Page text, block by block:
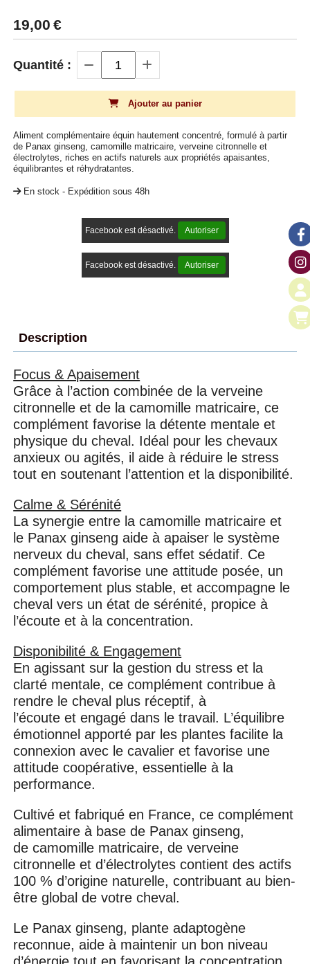
19,00 €
Quantité :
Ajouter au panier
Aliment complémentaire équin hautement concentré, formulé à partir
de Panax ginseng, camomille matricaire, verveine citronnelle et
électrolytes, riches en actifs naturels aux propriétés apaisantes,
équilibrantes et réhydratantes.
En stock - Expédition sous 48h
Facebook est désactivé. Autoriser
Facebook est désactivé. Autoriser
Description
Focus & Apaisement
Grâce à l’action combinée de la verveine
citronnelle et de la camomille matricaire, ce
complément favorise la détente mentale et
physique du cheval. Idéal pour les chevaux
anxieux ou agités, il aide à réduire le stress
tout en soutenant l’attention et la disponibilité.
Calme & Sérénité
La synergie entre la camomille matricaire et
le Panax ginseng aide à apaiser le système
nerveux du cheval, sans effet sédatif. Ce
complément favorise une attitude posée, un
comportement plus stable, et accompagne le
cheval vers un état de sérénité, propice à
l’écoute et à la concentration.
Disponibilité & Engagement
En agissant sur la gestion du stress et la
clarté mentale, ce complément contribue à
rendre le cheval plus réceptif, à
l’écoute et engagé dans le travail. L’équilibre
émotionnel apporté par les plantes facilite la
connexion avec le cavalier et favorise une
attitude coopérative, essentielle à la
performance.
Cultivé et fabriqué en France, ce complément
alimentaire à base de Panax ginseng,
de camomille matricaire, de verveine
citronnelle et d’électrolytes contient des actifs
100 % d’origine naturelle, contribuant au bien-
être global de votre cheval.
Le Panax ginseng, plante adaptogène
reconnue, aide à maintenir un bon niveau